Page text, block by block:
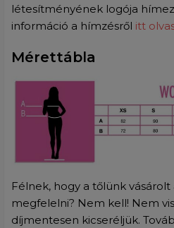
létesítményének logója
információ a hímzésről itt
Mérettábla
Félnek, hogy a tőlünk
megfelelni? Nem kell! Nem
díjmentesen kicseréljük.